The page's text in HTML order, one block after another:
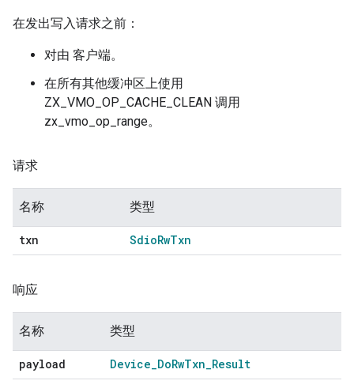
在发出写入请求之前：
对由 客户端。
在所有其他缓冲区上使用
ZX_VMO_OP_CACHE_CLEAN 调用
zx_vmo_op_range。
请求
名称 类型
txn SdioRwTxn
响应
名称 类型
payload Device_DoRwTxn_Result